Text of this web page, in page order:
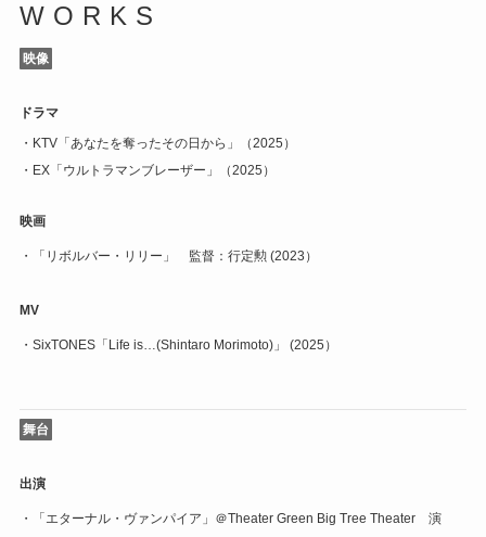
WORKS
映像
ドラマ
・KTV「あなたを奪ったその日から」（2025）
・EX「ウルトラマンブレーザー」（2025）
映画
・「リボルバー・リリー」 監督：行定勲 (2023）
MV
・SixTONES「Life is…(Shintaro Morimoto)」 (2025）
舞台
出演
・ 「エターナル・ヴァンパイア」＠Theater Green Big Tree Theater 演